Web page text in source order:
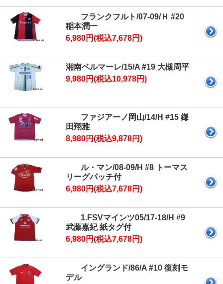
フランクフルト/07-09/Ｈ #20
稲本潤一
6,980円(税込7,678円)
湘南ベルマーレ/15/A #19 大槻周平
9,980円(税込10,978円)
ファジアーノ岡山/14/H #15 鎌
田翔雅
8,980円(税込9,878円)
ル・マン/08-09/H #8 トーマス
リーグパッチ付
6,980円(税込7,678円)
1.FSVマインツ05/17-18/H #9
武藤嘉紀 紙タグ付
6,980円(税込7,678円)
イングランド/86/A #10 復刻モ
デル